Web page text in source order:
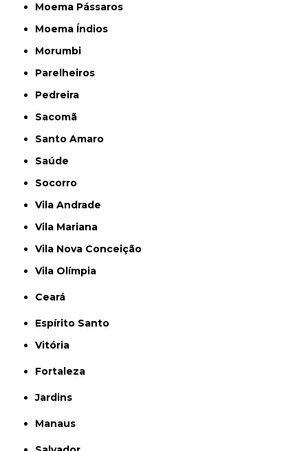
Moema Pássaros
Moema Índios
Morumbi
Parelheiros
Pedreira
Sacomã
Santo Amaro
Saúde
Socorro
Vila Andrade
Vila Mariana
Vila Nova Conceição
Vila Olímpia
Ceará
Espírito Santo
Vitória
Fortaleza
Jardins
Manaus